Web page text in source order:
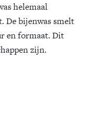
helemaal
De bijenwas smelt
en formaat. Dit
zijn.